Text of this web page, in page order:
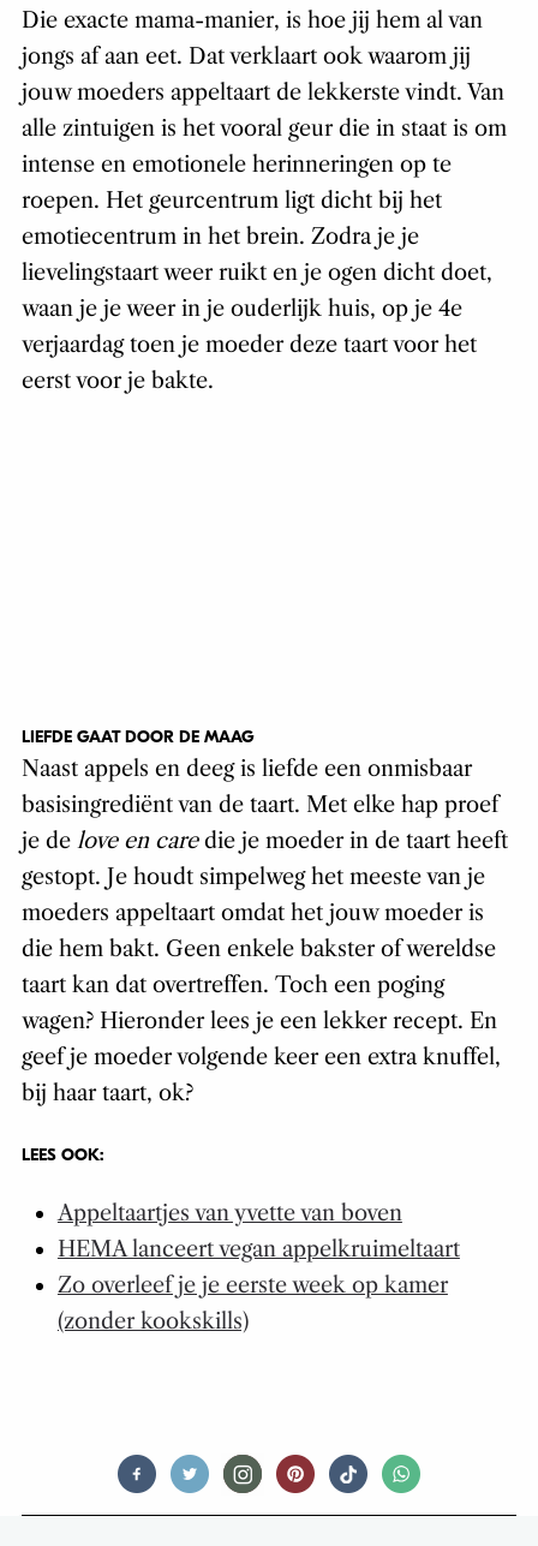
Die exacte mama-manier, is hoe jij hem al van
jongs af aan eet. Dat verklaart ook waarom jij
jouw moeders appeltaart de lekkerste vindt. Van
alle zintuigen is het vooral geur die in staat is om
intense en emotionele herinneringen op te
roepen. Het geurcentrum ligt dicht bij het
emotiecentrum in het brein. Zodra je je
lievelingstaart weer ruikt en je ogen dicht doet,
waan je je weer in je ouderlijk huis, op je 4e
verjaardag toen je moeder deze taart voor het
eerst voor je bakte.
LIEFDE GAAT DOOR DE MAAG
Naast appels en deeg is liefde een onmisbaar
basisingrediënt van de taart. Met elke hap proef
je delove en caredie je moeder in de taart heeft
gestopt. Je houdt simpelweg het meeste van je
moeders appeltaart omdat het jouw moeder is
die hem bakt. Geen enkele bakster of wereldse
taart kan dat overtreffen. Toch een poging
wagen? Hieronder lees je een lekker recept. En
geef je moeder volgende keer een extra knuffel,
bij haar taart, ok?
LEES OOK:
Appeltaartjes van yvette van boven
HEMA lanceert vegan appelkruimeltaart
Zo overleef je je eerste week op kamer
(zonder kookskills)